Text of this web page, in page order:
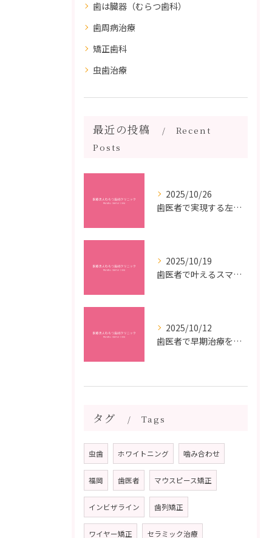
歯は臓器（むらつ歯科）
歯周病治療
矯正歯科
虫歯治療
最近の投稿
Recent
Posts
2025/10/26
歯医者で実現する左右対称治療のポイントと矯正治療選びの疑問解決ガイド
2025/10/19
歯医者で叶えるスマイルメイクオーバーなら福岡県福岡市博多区博多駅前の最新矯正治療解説
2025/10/12
歯医者で早期治療を受けるメリットと虫歯悪化を防ぐ最短ステップ
タグ Tags
虫歯 ホワイトニング 噛み合わせ
福岡 歯医者 マウスピース矯正
インビザライン 歯列矯正
ワイヤー矯正 セラミック治療